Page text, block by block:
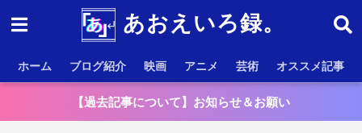
あおえいろ録。
ホーム ブログ紹介 映画 アニメ 芸術 オススメ記事
【過去記事について】お知らせ＆お願い